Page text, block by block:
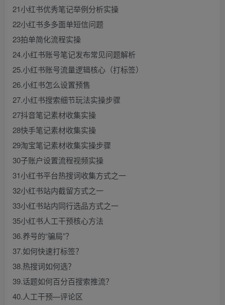
21小红书优秀笔记举例分析实操
22小红书多多面单短信问题
23拍单简化流程实操
24.小红书账号笔记发布常见问题解析
25.小红书账号流量逻辑核心（打标签）
26.小红书怎么设置预售
27.小红书搜索细节玩法实操步骤
27抖音笔记素材收集实操
28快手笔记素材收集实操
29淘宝笔记素材收集实操步骤
30子账户设置流程视频实操
31小红书平台热搜词收集方式之一
32小红书站内截留方式之一
33小红书站内同行选品方式之一
35小红书人工干预核心方法
36.养号的“骗局”？
37.如何快速打标签？
38.热搜词如何选？
39.话题如何百分百搜索推流？
40.人工干预—评论区